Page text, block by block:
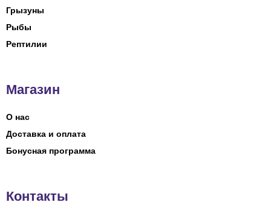
Грызуны
Рыбы
Рептилии
Магазин
О нас
Доставка и оплата
Бонусная программа
Контакты